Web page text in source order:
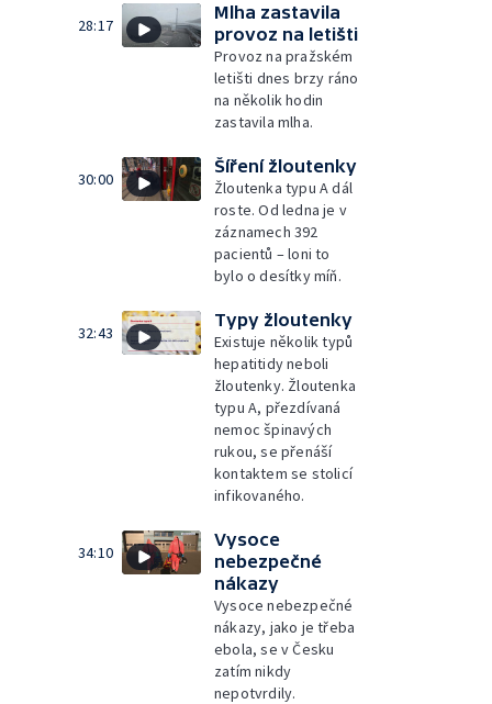
28:17
Mlha zastavila
provoz na letišti
Provoz na pražském
letišti dnes brzy ráno
na několik hodin
zastavila mlha.
30:00
Šíření žloutenky
Žloutenka typu A dál
roste. Od ledna je v
záznamech 392
pacientů – loni to
bylo o desítky míň.
32:43
Typy žloutenky
Existuje několik typů
hepatitidy neboli
žloutenky. Žloutenka
typu A, přezdívaná
nemoc špinavých
rukou, se přenáší
kontaktem se stolicí
infikovaného.
34:10
Vysoce
nebezpečné
nákazy
Vysoce nebezpečné
nákazy, jako je třeba
ebola, se v Česku
zatím nikdy
nepotvrdily.